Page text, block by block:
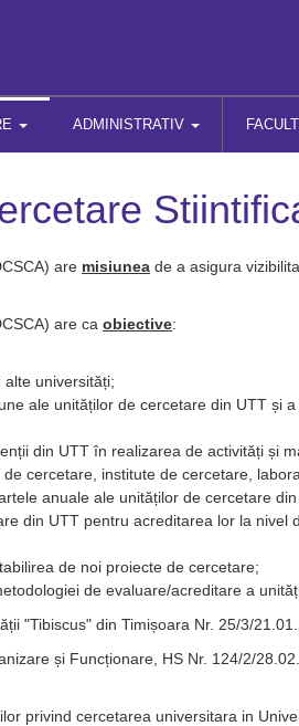
ADMINISTRATIV
are misiunea de a asigura
are ca obiective:
universități;
ale unităților de cercetare din UTT și
din UTT în realizarea de activități și
cercetare, institute de cercetare,
anuale ale unităților de cercetare din
din UTT pentru acreditarea lor la nivel
de noi proiecte de cercetare;
de evaluare/acreditare a
"Tibiscus" din Timișoara Nr. 25/3/
și Funcționare, HS Nr. 124/2/
privind cercetarea universitara in